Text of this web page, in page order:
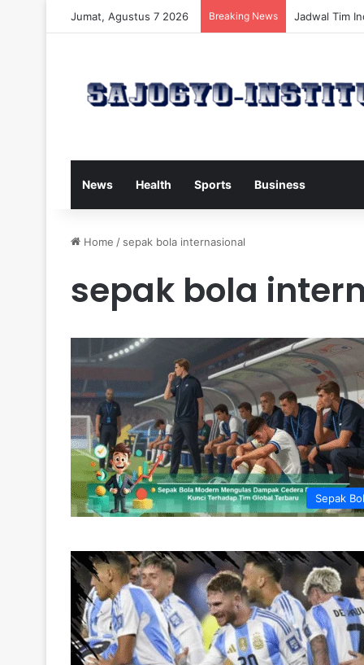
Jumat, Agustus 7 2026 Breaking News Ancol
News Health Sports Business
Home / sepak bola internasional
sepak bola
Sepak